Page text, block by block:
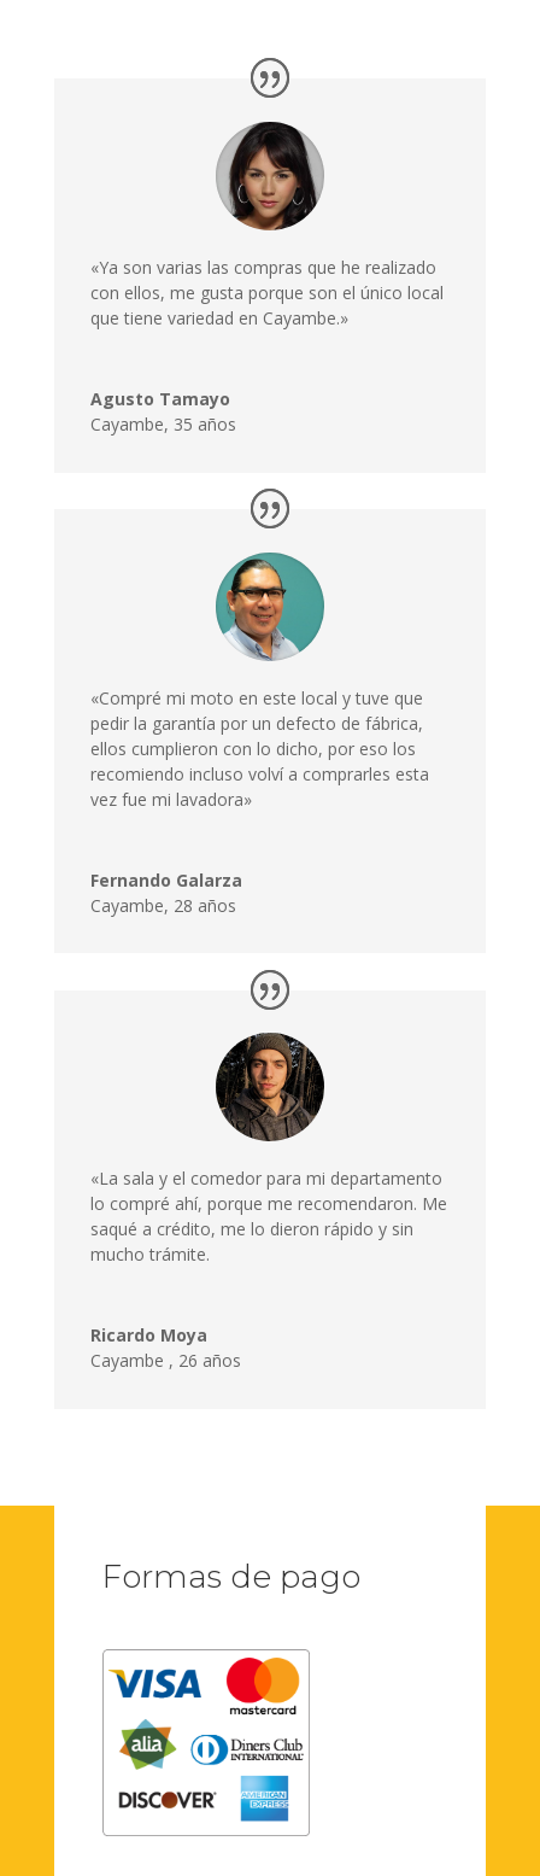
«Ya son varias las compras que he realizado
con ellos, me gusta porque son el único local
que tiene variedad en Cayambe.»
Agusto Tamayo
Cayambe, 35 años
«Compré mi moto en este local y tuve que
pedir la garantía por un defecto de fábrica,
ellos cumplieron con lo dicho, por eso los
recomiendo incluso volví a comprarles esta
vez fue mi lavadora»
Fernando Galarza
Cayambe, 28 años
«La sala y el comedor para mi departamento
lo compré ahí, porque me recomendaron. Me
saqué a crédito, me lo dieron rápido y sin
mucho trámite.
Ricardo Moya
Cayambe , 26 años
Formas de pago